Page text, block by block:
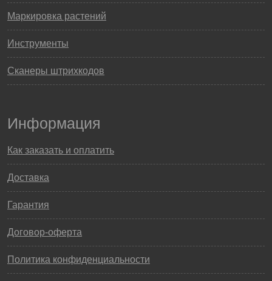
Маркировка растений
Инструменты
Сканеры штрихкодов
Информация
Как заказать и оплатить
Доставка
Гарантия
Договор-оферта
Политика конфиденциальности